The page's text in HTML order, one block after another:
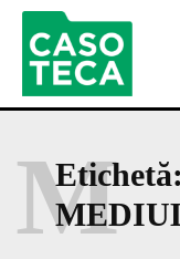
Etichetă:
M